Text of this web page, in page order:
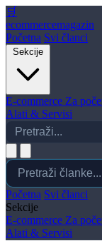
🛒
ecommercemagazin
Početna Svi članci
Sekcije
E-commerce Za
Alati & Servisi
Početna Svi članci
Sekcije
E-commerce Za
Alati & Servisi